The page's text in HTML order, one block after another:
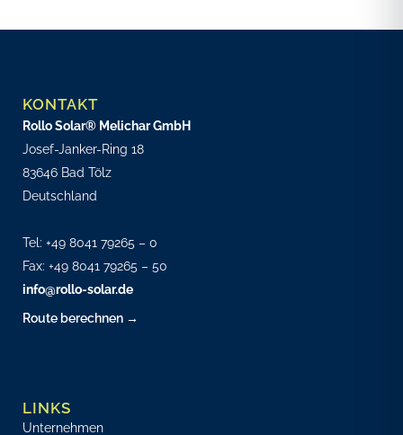
KONTAKT
Rollo Solar® Melichar GmbH
Josef-Janker-Ring 18
83646 Bad Tölz
Deutschland
Tel: +49 8041 79265 – 0
Fax: +49 8041 79265 – 50
info@rollo-solar.de
Route berechnen →
LINKS
Unternehmen